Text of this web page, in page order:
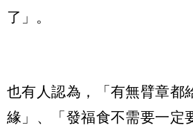
了」。
也有人認為，「有無臂章都
緣」、「發福食不需要一定